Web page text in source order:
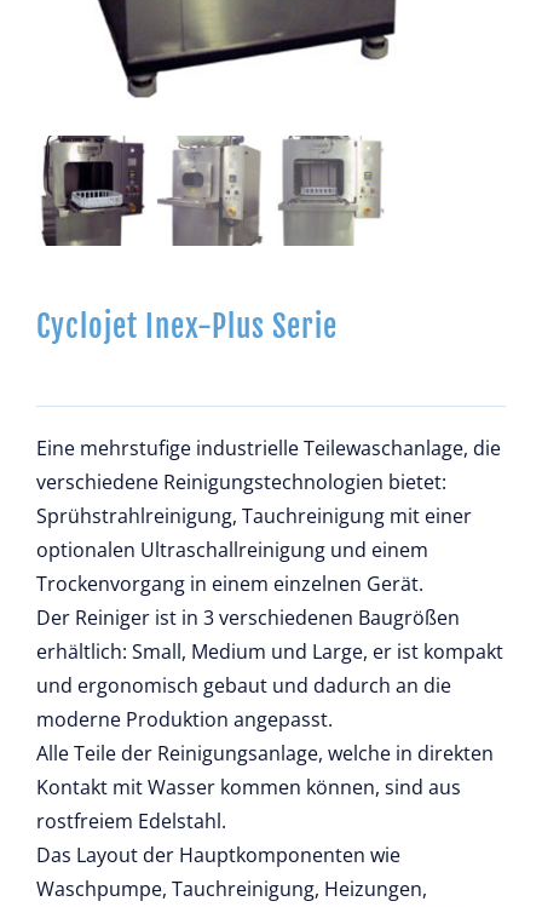
Cyclojet Inex-Plus Serie
Eine mehrstufige industrielle Teilewaschanlage, die
verschiedene Reinigungstechnologien bietet:
Sprühstrahlreinigung, Tauchreinigung mit einer
optionalen Ultraschallreinigung und einem
Trockenvorgang in einem einzelnen Gerät.
Der Reiniger ist in 3 verschiedenen Baugrößen
erhältlich: Small, Medium und Large, er ist kompakt
und ergonomisch gebaut und dadurch an die
moderne Produktion angepasst.
Alle Teile der Reinigungsanlage, welche in direkten
Kontakt mit Wasser kommen können, sind aus
rostfreiem Edelstahl.
Das Layout der Hauptkomponenten wie
Waschpumpe, Tauchreinigung, Heizungen,